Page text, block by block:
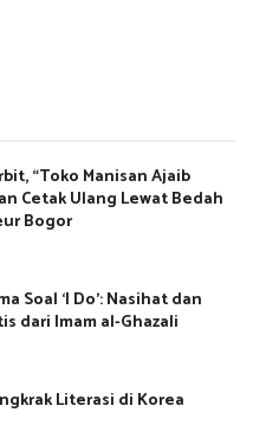
“Toko Manisan Ajaib
Cetak Ulang Lewat Bedah
Bogor
Soal ‘I Do’: Nasihat dan
dari Imam al-Ghazali
Literasi di Korea